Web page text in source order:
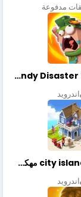
مدفوعة
تحميل لعبة Candy Disaster TD مهكرة اخر إصدار
اندرويد
تحميل لعبة city island 6 مهكرة أخر إصدار
اندرويد